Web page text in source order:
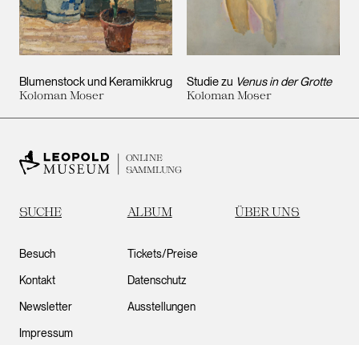
Blumenstock und Keramikkrug
Koloman Moser
Studie zu Venus in der Grotte
Koloman Moser
ONLINE
SAMMLUNG
SUCHE ALBUM ÜBER UNS
Besuch
Kontakt
Newsletter
Impressum
Tickets/Preise
Datenschutz
Ausstellungen